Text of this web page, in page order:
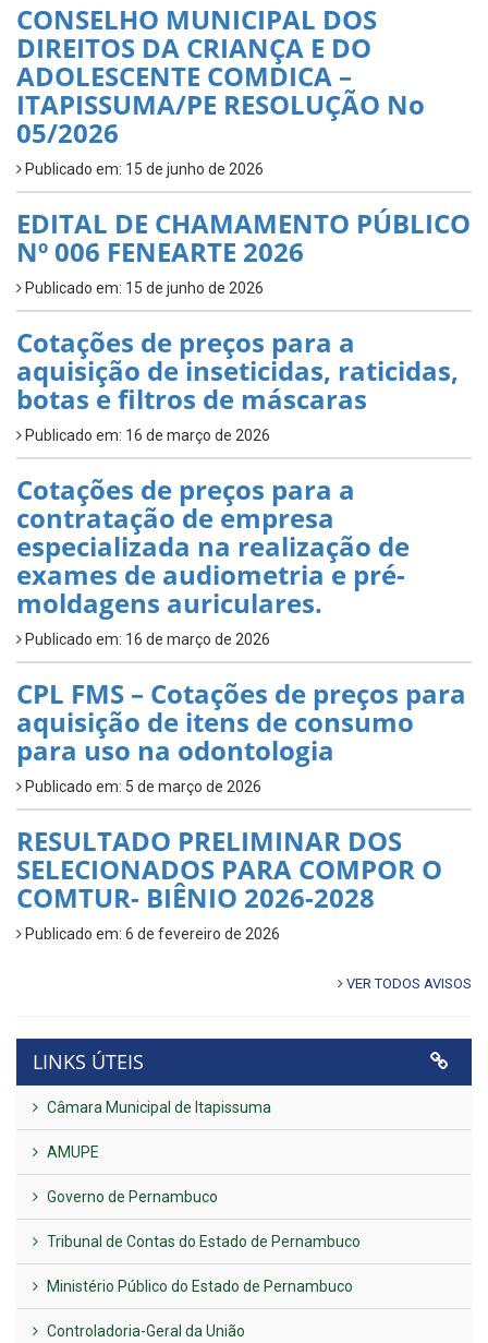
CONSELHO MUNICIPAL DOS
DIREITOS DA CRIANÇA E DO
ADOLESCENTE COMDICA –
ITAPISSUMA/PE RESOLUÇÃO No
05/2026
Publicado em: 15 de junho de 2026
EDITAL DE CHAMAMENTO PÚBLICO
Nº 006 FENEARTE 2026
Publicado em: 15 de junho de 2026
Cotações de preços para a
aquisição de inseticidas, raticidas,
botas e filtros de máscaras
Publicado em: 16 de março de 2026
Cotações de preços para a
contratação de empresa
especializada na realização de
exames de audiometria e pré-
moldagens auriculares.
Publicado em: 16 de março de 2026
CPL FMS – Cotações de preços para
aquisição de itens de consumo
para uso na odontologia
Publicado em: 5 de março de 2026
RESULTADO PRELIMINAR DOS
SELECIONADOS PARA COMPOR O
COMTUR- BIÊNIO 2026-2028
Publicado em: 6 de fevereiro de 2026
VER TODOS AVISOS
LINKS ÚTEIS
Câmara Municipal de Itapissuma
AMUPE
Governo de Pernambuco
Tribunal de Contas do Estado de Pernambuco
Ministério Público do Estado de Pernambuco
Controladoria-Geral da União